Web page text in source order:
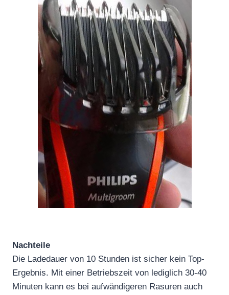
Nachteile
Die Ladedauer von 10 Stunden ist sicher kein Top-
Ergebnis. Mit einer Betriebszeit von lediglich 30-40
Minuten kann es bei aufwändigeren Rasuren auch